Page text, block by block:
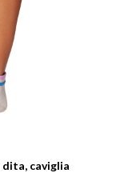
dati
prodotti e novità di
caviglia